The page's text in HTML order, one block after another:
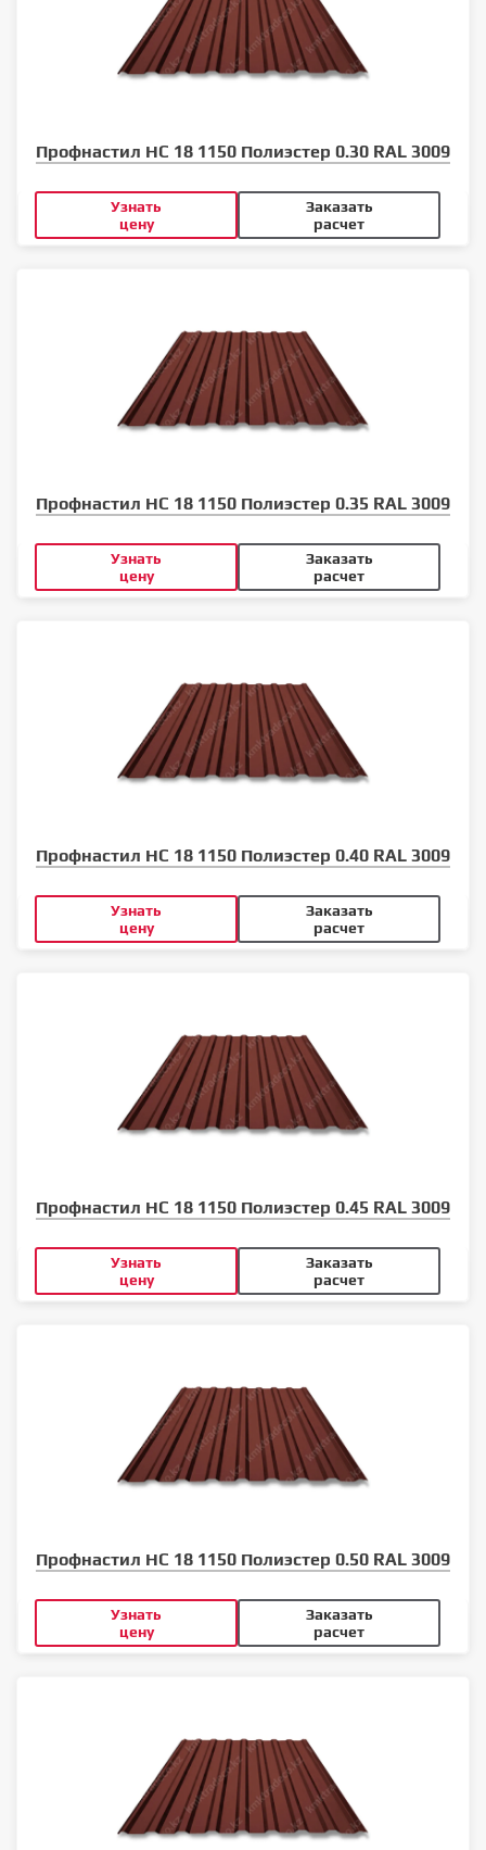
Профнастил НС 18 1150 Полиэстер 0.30 RAL 3009
Узнать
цену
Заказать
расчет
Профнастил НС 18 1150 Полиэстер 0.35 RAL 3009
Узнать
цену
Заказать
расчет
Профнастил НС 18 1150 Полиэстер 0.40 RAL 3009
Узнать
цену
Заказать
расчет
Профнастил НС 18 1150 Полиэстер 0.45 RAL 3009
Узнать
цену
Заказать
расчет
Профнастил НС 18 1150 Полиэстер 0.50 RAL 3009
Узнать
цену
Заказать
расчет